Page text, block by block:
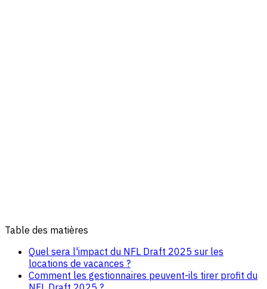
Table des matières
Quel sera l'impact du NFL Draft 2025 sur les
locations de vacances ?
Comment les gestionnaires peuvent-ils tirer profit du